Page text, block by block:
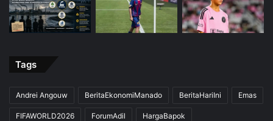
Tags
Andrei Angouw BeritaEkonomiManado BeritaHariIni Emas
FIFAWORLD2026 ForumAdil HargaBapok